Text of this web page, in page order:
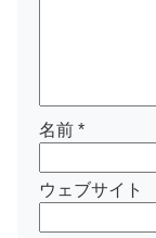
名前 *
ウェブサイト